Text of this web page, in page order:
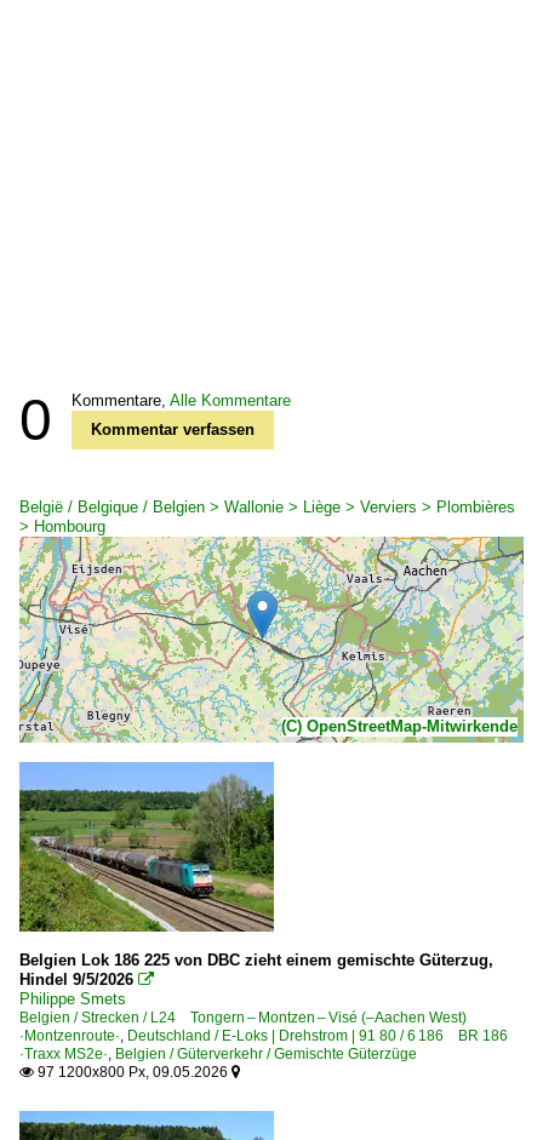
0 Kommentare, Alle Kommentare
Kommentar verfassen
België / Belgique / Belgien > Wallonie > Liège > Verviers > Plombières
> Hombourg
(C) OpenStreetMap-Mitwirkende
Belgien Lok 186 225 von DBC zieht einem gemischte Güterzug,
Hindel 9/5/2026 
Philippe Smets
Belgien / Strecken / L24 Tongern – Montzen – Visé (–Aachen West)
·Montzenroute·, Deutschland / E-Loks | Drehstrom | 91 80 / 6 186 BR 186
·Traxx MS2e·, Belgien / Güterverkehr / Gemischte Güterzüge
 97 1200x800 Px, 09.05.2026 